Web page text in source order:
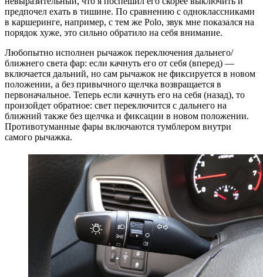
предпочел ехать в тишине. По сравнению с одноклассниками
в каршеринге, например, с тем же Polo, звук мне показался на
порядок хуже, это сильно обратило на себя внимание.
Любопытно исполнен рычажок переключения дальнего/
ближнего света фар: если качнуть его от себя (вперед) —
включается дальний, но сам рычажок не фиксируется в новом
положении, а без привычного щелчка возвращается в
первоначальное. Теперь если качнуть его на себя (назад), то
произойдет обратное: свет переключится с дальнего на
ближний также без щелчка и фиксации в новом положении.
Противотуманные фары включаются тумблером внутри
самого рычажка.